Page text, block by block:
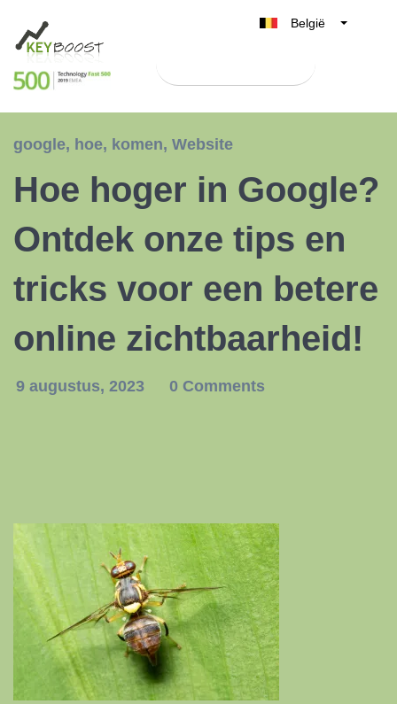
België
Nederland
España
google, hoe, komen, Website
Hoe hoger in Google?
Ontdek onze tips en
tricks voor een betere
online zichtbaarheid!
9 augustus, 2023 0 Comments